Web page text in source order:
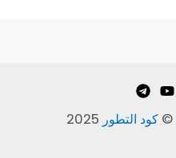
© كود التطور